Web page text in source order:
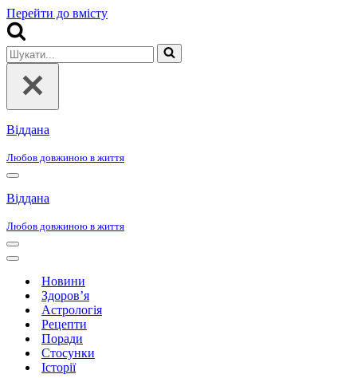
Перейти до вмісту
Шукати...
Віддана
Любов довжиною в життя
Меню
навігації
Віддана
Любов довжиною в життя
Меню
навігації
Меню
навігаціїНовини
Здоров’я
Астрологія
Рецепти
Поради
Стосунки
Історії